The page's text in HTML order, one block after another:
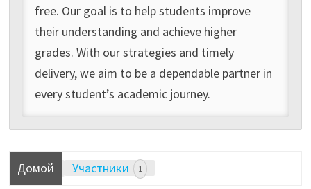
free. Our goal is to help students improve
their understanding and achieve higher
grades. With our strategies and timely
delivery, we aim to be a dependable partner in
every student’s academic journey.
Домой Участники 1